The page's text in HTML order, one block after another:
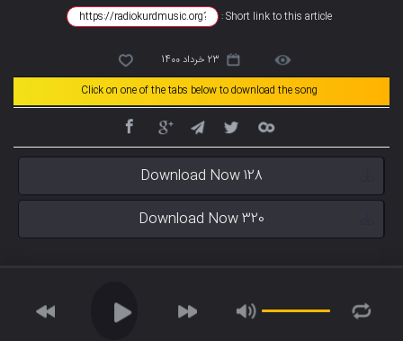
Short link to this article :
23 خرداد 1400
Click on one of the tabs below to download the song
Download Now 128
Download Now 320